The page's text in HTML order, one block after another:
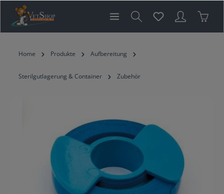
springen
Home Produkte Aufbereitung
Sterilgutlagerung & Container Zubehör